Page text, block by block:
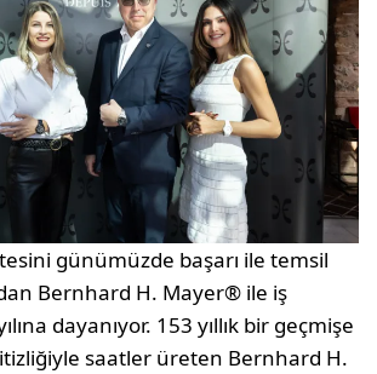
günümüzde başarı ile temsil
Bernhard H. Mayer® ile iş
dayanıyor. 153 yıllık bir geçmişe
saatler üreten Bernhard H.